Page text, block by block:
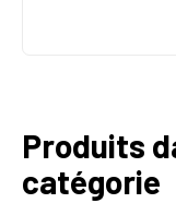
Produits
catégorie